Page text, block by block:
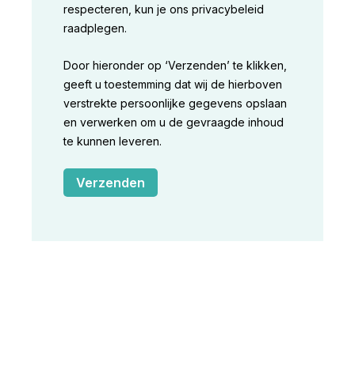
respecteren, kun je ons privacybeleid
raadplegen.
Door hieronder op ‘Verzenden’ te klikken,
geeft u toestemming dat wij de hierboven
verstrekte persoonlijke gegevens opslaan
en verwerken om u de gevraagde inhoud
te kunnen leveren.